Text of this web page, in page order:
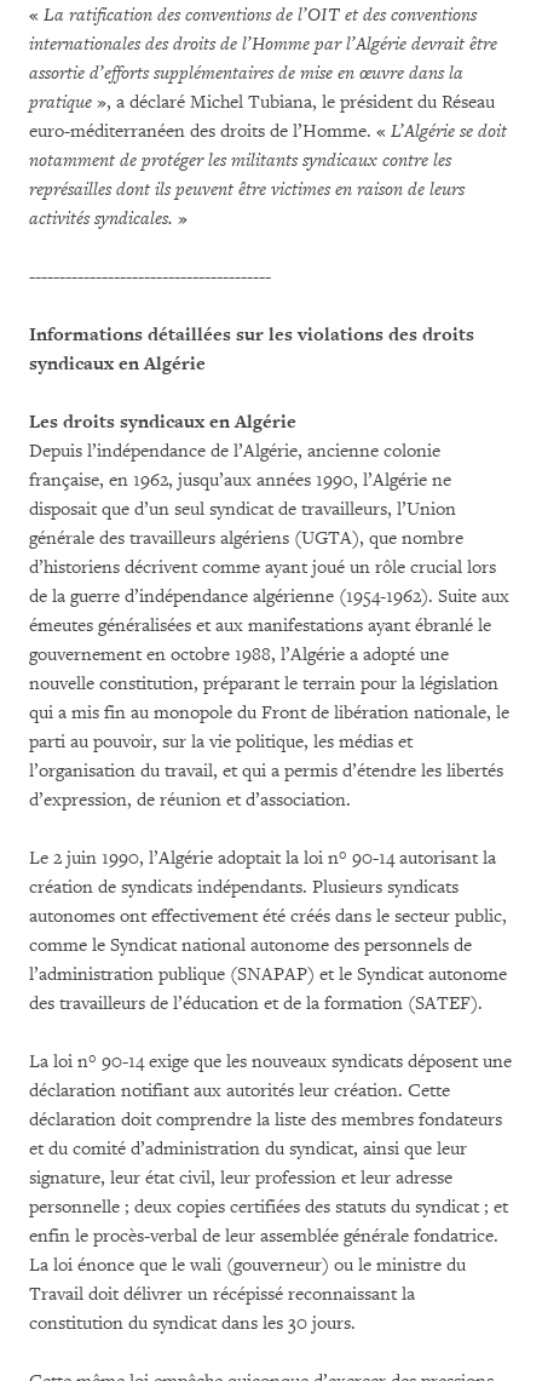
« La ratification des conventions de l’OIT et des conventions
internationales des droits de l’Homme par l’Algérie devrait être
assortie d’efforts supplémentaires de mise en œuvre dans la
pratique », a déclaré Michel Tubiana, le président du Réseau
euro-méditerranéen des droits de l’Homme. « L’Algérie se doit
notamment de protéger les militants syndicaux contre les
représailles dont ils peuvent être victimes en raison de leurs
activités syndicales. »
----------------------------------------
Informations détaillées sur les violations des droits
syndicaux en Algérie
Les droits syndicaux en Algérie
Depuis l’indépendance de l’Algérie, ancienne colonie
française, en 1962, jusqu’aux années 1990, l’Algérie ne
disposait que d’un seul syndicat de travailleurs, l’Union
générale des travailleurs algériens (UGTA), que nombre
d’historiens décrivent comme ayant joué un rôle crucial lors
de la guerre d’indépendance algérienne (1954-1962). Suite aux
émeutes généralisées et aux manifestations ayant ébranlé le
gouvernement en octobre 1988, l’Algérie a adopté une
nouvelle constitution, préparant le terrain pour la législation
qui a mis fin au monopole du Front de libération nationale, le
parti au pouvoir, sur la vie politique, les médias et
l’organisation du travail, et qui a permis d’étendre les libertés
d’expression, de réunion et d’association.
Le 2 juin 1990, l’Algérie adoptait la loi n° 90-14 autorisant la
création de syndicats indépendants. Plusieurs syndicats
autonomes ont effectivement été créés dans le secteur public,
comme le Syndicat national autonome des personnels de
l’administration publique (SNAPAP) et le Syndicat autonome
des travailleurs de l’éducation et de la formation (SATEF).
La loi n° 90-14 exige que les nouveaux syndicats déposent une
déclaration notifiant aux autorités leur création. Cette
déclaration doit comprendre la liste des membres fondateurs
et du comité d’administration du syndicat, ainsi que leur
signature, leur état civil, leur profession et leur adresse
personnelle ; deux copies certifiées des statuts du syndicat ; et
enfin le procès-verbal de leur assemblée générale fondatrice.
La loi énonce que le wali (gouverneur) ou le ministre du
Travail doit délivrer un récépissé reconnaissant la
constitution du syndicat dans les 30 jours.